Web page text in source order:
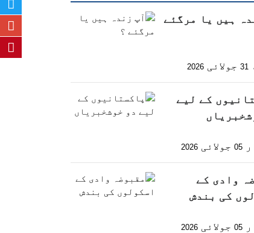
ہیں یا مرگئے
31 جولائی 2026
کے لیے
05 جولائی 2026
وادی کے
کی بندش
05 جولائی 2026